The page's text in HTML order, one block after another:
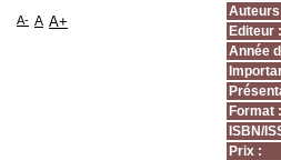
Auteurs
Editeur :
Année
Format :
ISBN/
Prix :
A- A A+